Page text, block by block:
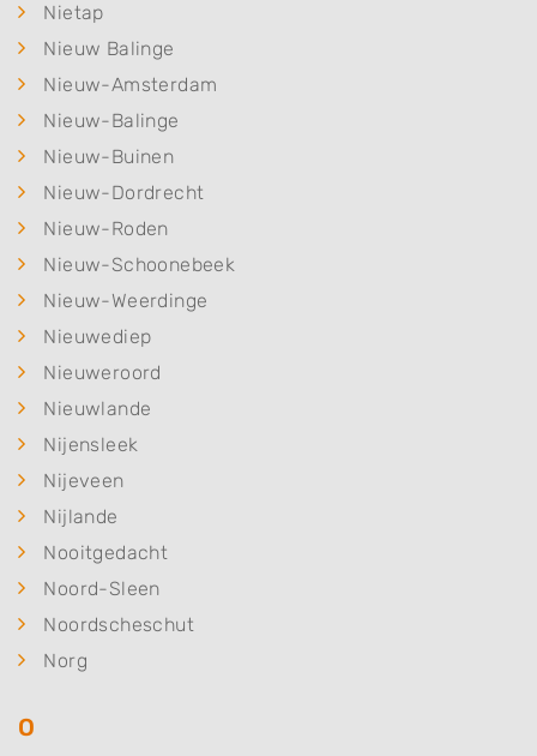
Nietap
Nieuw Balinge
Nieuw-Amsterdam
Nieuw-Balinge
Nieuw-Buinen
Nieuw-Dordrecht
Nieuw-Roden
Nieuw-Schoonebeek
Nieuw-Weerdinge
Nieuwediep
Nieuweroord
Nieuwlande
Nijensleek
Nijeveen
Nijlande
Nooitgedacht
Noord-Sleen
Noordscheschut
Norg
O